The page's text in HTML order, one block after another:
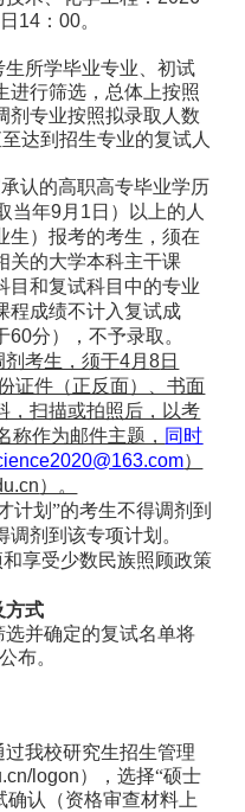
日 14 ：00。
所学毕业专业、初试
进行筛选，总体上按照
剂专业按照拟录取人数
达到招生专业的复试人
认的高职高专毕业学历
当年9月 1 日）以上的人
生）报考的考生，须在
关的大学本科主干课
目和复试科目中的专业
程成绩不计入复试成
60分），不予录取。
剂考生，须于4月8日
证件（正反面）、书面
，扫描或拍照后，以考
称作为邮件主题， 同时
）
）。
计划”的考生不得调剂到
剂到该专项计划。
享受少数民族照顾政策
方式
并确定的复试名单将
布。
我校研究生招生管理
logon），选择“硕士
确认（资格审查材料上